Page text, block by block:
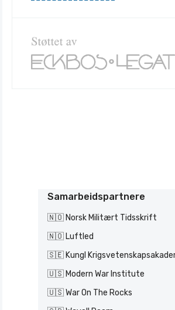
Samarbeidspartnere
🇳🇴 Norsk Militært Tidsskrift
🇳🇴 Luftled
🇸🇪 Kungl
🇺🇸 Modern War Institute
🇺🇸 War On The Rocks